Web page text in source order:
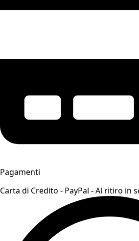
Pagamenti
Carta di Credito - PayPal - Al ritiro in